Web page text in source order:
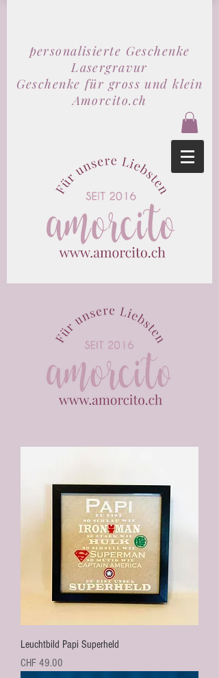
personalisierte Geschenke
Lasergravur
Geschenke für gross und klein
Amorcito.ch
Leuchtbild Papi Superheld
Preis
CHF 49.00